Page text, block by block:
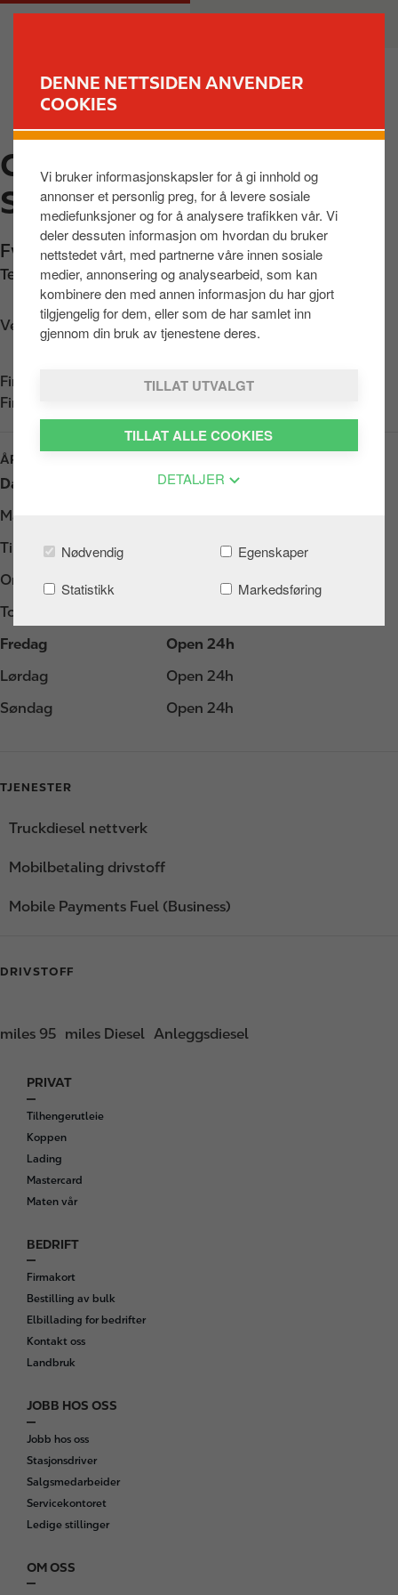
DENNE NETTSIDEN ANVENDER
COOKIES
Vi bruker informasjonskapsler for å gi innhold og
annonser et personlig preg, for å levere sosiale
mediefunksjoner og for å analysere trafikken vår. Vi
deler dessuten informasjon om hvordan du bruker
nettstedet vårt, med partnerne våre innen sosiale
medier, annonsering og analysearbeid, som kan
kombinere den med annen informasjon du har gjort
tilgjengelig for dem, eller som de har samlet inn
gjennom din bruk av tjenestene deres.
TILLAT UTVALGT
TILLAT ALLE COOKIES
DETALJER
Nødvendig
Egenskaper
Statistikk
Markedsføring
h
o
v
d
i
h
l
d
M
v
CIRCLE K AUTOMAT
SLINDE
Fv55 410,Slinde,6859,NO
Telefon: +4722962530
Veibeskrivelse
Finn oss i
Finn oss i
ÅPNINGSTIDER
Dag
Åpningstider
Mandag
Tirsdag
Open 24h
Onsdag
Open 24h
Torsdag
Fredag
Open 24h
Lørdag
Open 24h
Søndag
Open 24h
TJENESTER
Truckdiesel nettverk
Mobilbetaling drivstoff
Mobile Payments Fuel (Business)
DRIVSTOFF
miles 95 miles Diesel Anleggsdiesel
F
o
o
t
e
r
PRIVAT
Tilhengerutleie
Koppen
Lading
Mastercard
Maten vår
BEDRIFT
Firmakort
Bestilling av bulk
Elbillading for bedrifter
Kontakt oss
Landbruk
JOBB HOS OSS
Jobb hos oss
Stasjonsdriver
Salgsmedarbeider
Servicekontoret
Ledige stillinger
OM OSS